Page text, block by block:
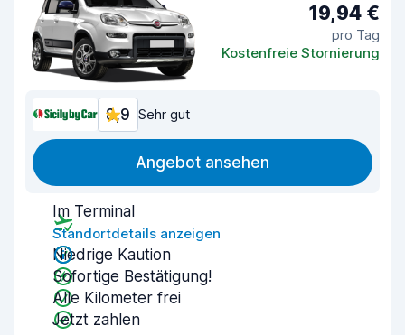
19,94 €
pro Tag
Kostenfreie Stornierung
8,9 Sehr gut
Angebot ansehen
Im Terminal
Standortdetails anzeigen
Niedrige Kaution
Sofortige Bestätigung!
Alle Kilometer frei
Jetzt zahlen